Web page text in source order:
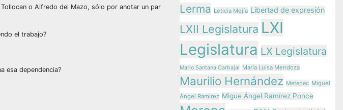
o Alfredo del Mazo, sólo por anotar un par
el trabajo?
esa dependencia?
Lerma Leticia Mejía Libertad de expresión
LXII Legislatura LXI
Legislatura LX Legislatura
Mario Santana Carbajal María Luisa Mendoza
Maurilio Hernández Metepec Miguel
Ángel Ramírez Migue Ángel Ramírez Ponce